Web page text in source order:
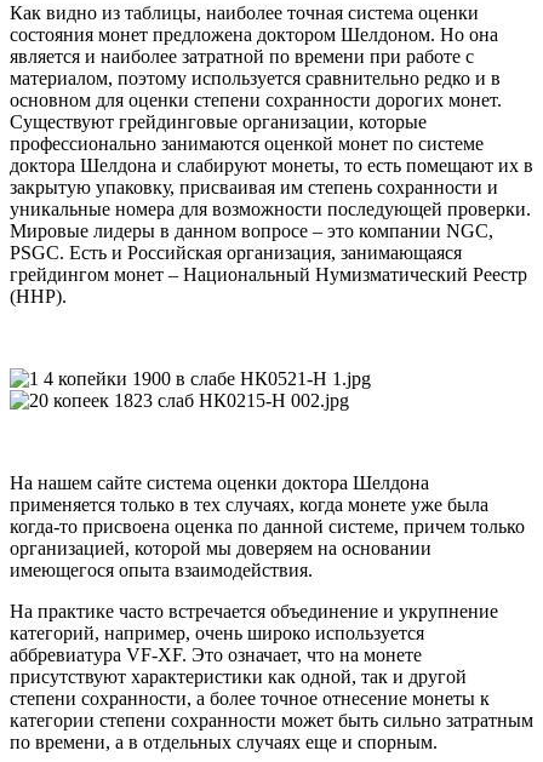
Как видно из таблицы, наиболее точная система оценки
состояния монет предложена доктором Шелдоном. Но она
является и наиболее затратной по времени при работе с
материалом, поэтому используется сравнительно редко и в
основном для оценки степени сохранности дорогих монет.
Существуют грейдинговые организации, которые
профессионально занимаются оценкой монет по системе
доктора Шелдона и слабируют монеты, то есть помещают их в
закрытую упаковку, присваивая им степень сохранности и
уникальные номера для возможности последующей проверки.
Мировые лидеры в данном вопросе – это компании NGC,
PSGC. Есть и Российская организация, занимающаяся
грейдингом монет – Национальный Нумизматический Реестр
(ННР).
На нашем сайте система оценки доктора Шелдона
применяется только в тех случаях, когда монете уже была
когда-то присвоена оценка по данной системе, причем только
организацией, которой мы доверяем на основании
имеющегося опыта взаимодействия.
На практике часто встречается объединение и укрупнение
категорий, например, очень широко используется
аббревиатура VF-XF. Это означает, что на монете
присутствуют характеристики как одной, так и другой
степени сохранности, а более точное отнесение монеты к
категории степени сохранности может быть сильно затратным
по времени, а в отдельных случаях еще и спорным.